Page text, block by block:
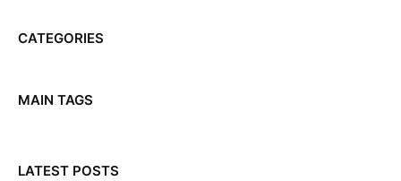
CATEGORIES
MAIN TAGS
LATEST POSTS